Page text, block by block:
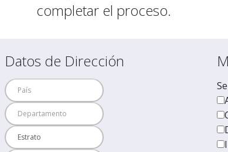
completar el proceso.
Datos de Dirección